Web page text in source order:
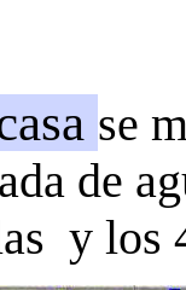
se
de
y los